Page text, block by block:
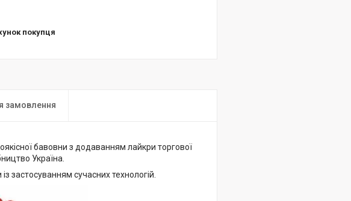
покупця
замовлення
бавовни з додаванням лайкри торгової
Україна.
застосуванням сучасних технологій.